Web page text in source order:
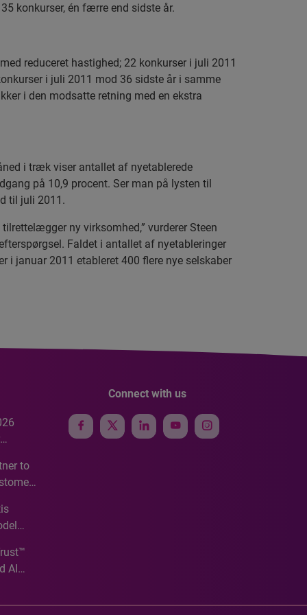
konkurser, én færre end sidste år.
reduceret hastighed; 22 konkurser i juli 2011
i juli 2011 mod 36 sidste år i samme
i den modsatte retning med en ekstra
i træk viser antallet af nyetablerede
på 10,9 procent. Ser man på lysten til
til juli 2011.
ny virksomhed,” vurderer Steen
Faldet i antallet af nyetableringer
i januar 2011 etableret 400 flere nye selskaber
to
AI
Connect with us